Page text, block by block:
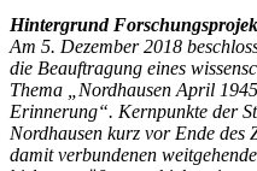
Hintergrund
Am 5. Dezember 2018
die Beauftragung eines
Thema „Nordhausen April
Erinnerung“. Kernpunkte der
Nordhausen kurz vor Ende des
damit verbundenen